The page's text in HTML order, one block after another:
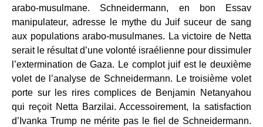
arabo-musulmane. Schneidermann, en bon Essav
manipulateur, adresse le mythe du Juif suceur de sang
aux populations arabo-musulmanes. La victoire de Netta
serait le résultat d’une volonté israélienne pour dissimuler
l’extermination de Gaza. Le complot juif est le deuxième
volet de l’analyse de Schneidermann. Le troisième volet
porte sur les rires complices de Benjamin Netanyahou
qui reçoit Netta Barzilai. Accessoirement, la satisfaction
d’Ivanka Trump ne mérite pas le fiel de Schneidermann.